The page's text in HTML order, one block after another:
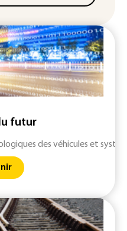
futur
des véhicules et